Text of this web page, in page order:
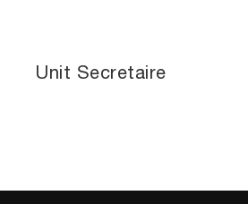
Unit Secretaire